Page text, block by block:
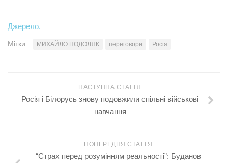
Джерело.
Мітки: МИХАЙЛО ПОДОЛЯК переговори Росія
НАСТУПНА СТАТТЯ
Росія і Білорусь знову подовжили спільні військові
навчання
ПОПЕРЕДНЯ СТАТТЯ
“Страх перед розумінням реальності”: Буданов